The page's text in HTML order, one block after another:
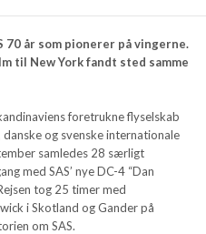
70 år som pionerer på vingerne.
til New York fandt sted samme
foretrukne flyselskab
og svenske internationale
samledes 28 særligt
med SAS’ nye DC-4 “Dan
tog 25 timer med
i Skotland og Gander på
om SAS.